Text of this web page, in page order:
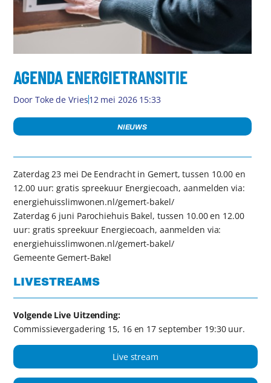
AGENDA ENERGIETRANSITIE
Door Toke de Vries12 mei 2026 15:33
NIEUWS
Zaterdag 23 mei De Eendracht in Gemert, tussen 10.00 en
12.00 uur: gratis spreekuur Energiecoach, aanmelden via:
energiehuisslimwonen.nl/gemert-bakel/
Zaterdag 6 juni Parochiehuis Bakel, tussen 10.00 en 12.00
uur: gratis spreekuur Energiecoach, aanmelden via:
energiehuisslimwonen.nl/gemert-bakel/
Gemeente Gemert-Bakel
LIVESTREAMS
Volgende Live Uitzending:
Commissievergadering 15, 16 en 17 september 19:30 uur.
Live stream